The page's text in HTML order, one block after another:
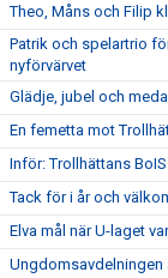
Theo, Måns och Filip
Patrik och spelartrio
nyförvärvet
Glädje, jubel och
En femetta mot
Inför: Trollhättans
Tack för i år och
Elva mål när U-laget